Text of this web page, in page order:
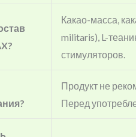
Какао-масса,
militaris), L-
стимуляторов.
Продукт не
Перед